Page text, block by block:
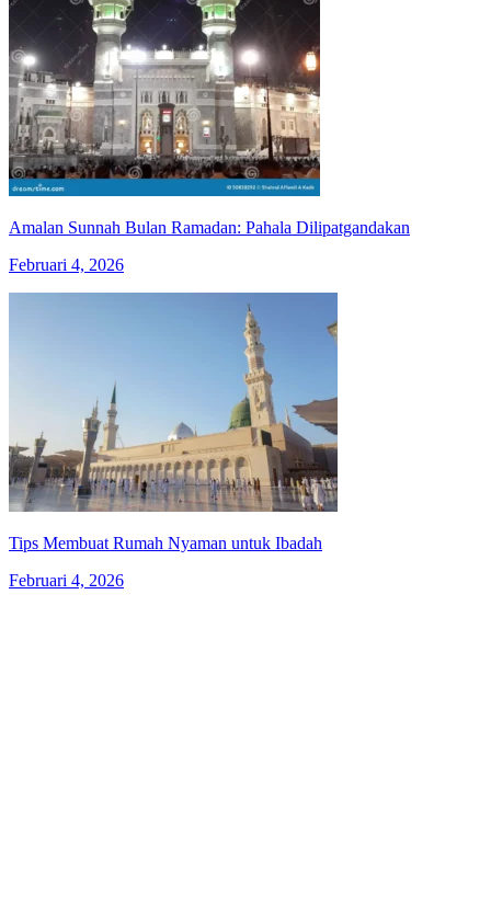
Amalan Sunnah Bulan Ramadan: Pahala Dilipatgandakan
Februari 4, 2026
Tips Membuat Rumah Nyaman untuk Ibadah
Februari 4, 2026